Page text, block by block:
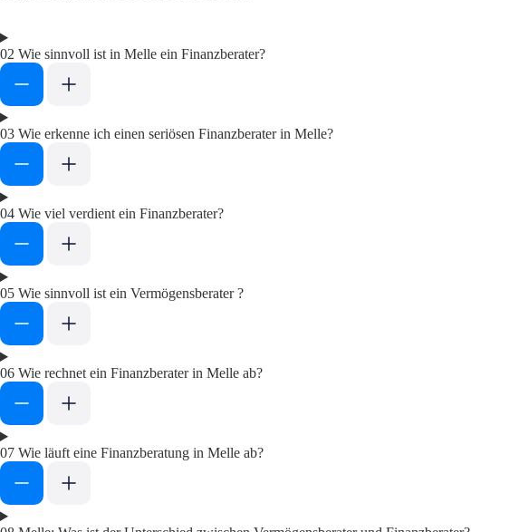
02 Wie sinnvoll ist in Melle ein Finanzberater?
03 Wie erkenne ich einen seriösen Finanzberater in Melle?
04 Wie viel verdient ein Finanzberater?
05 Wie sinnvoll ist ein Vermögensberater ?
06 Wie rechnet ein Finanzberater in Melle ab?
07 Wie läuft eine Finanzberatung in Melle ab?